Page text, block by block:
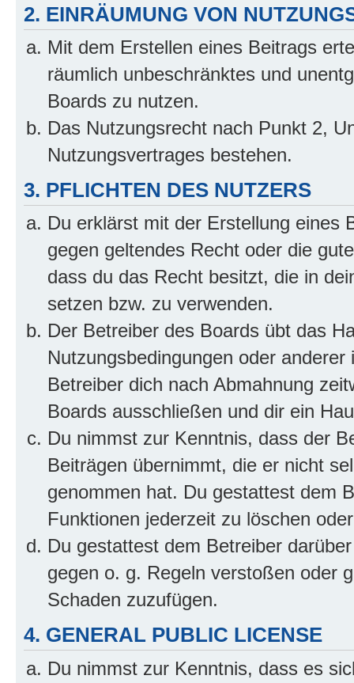
2. EINRÄUMUNG VON
Mit dem Erstellen eines Beitrags
räumlich unbeschränktes und
Boards zu nutzen.
Das Nutzungsrecht nach Punkt 2,
Nutzungsvertrages bestehen.
3. PFLICHTEN DES NUTZERS
Du erklärst mit der Erstellung eines
gegen geltendes Recht oder die
dass du das Recht besitzt, die in
setzen bzw. zu verwenden.
Der Betreiber des Boards übt das
Nutzungsbedingungen oder
Betreiber dich nach Abmahnung
Boards ausschließen und dir ein
Du nimmst zur Kenntnis, dass der
Beiträgen übernimmt, die er nicht
genommen hat. Du gestattest dem
Funktionen jederzeit zu löschen
Du gestattest dem Betreiber
gegen o. g. Regeln verstoßen oder
Schaden zuzufügen.
4. GENERAL PUBLIC LICENSE
Du nimmst zur Kenntnis, dass es